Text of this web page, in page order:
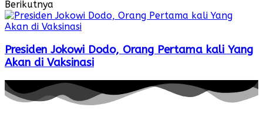
Berikutnya
Presiden Jokowi Dodo, Orang Pertama kali Yang
Akan di Vaksinasi